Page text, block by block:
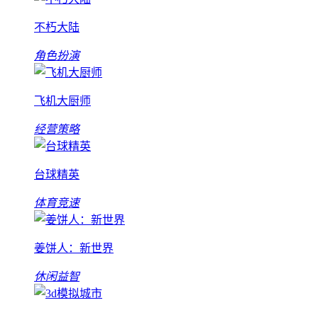
不朽大陆
角色扮演
飞机大厨师
经营策略
台球精英
体育竞速
姜饼人：新世界
休闲益智